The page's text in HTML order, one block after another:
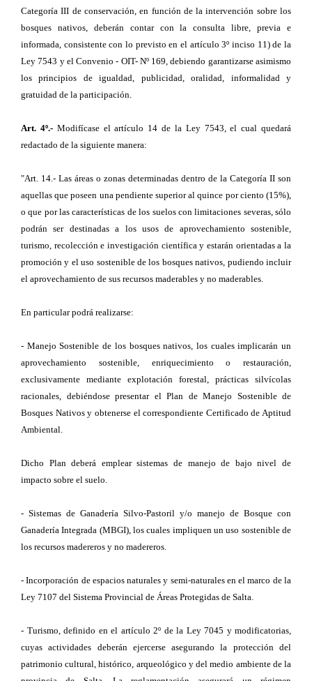
Categoría III de conservación, en función de la intervención sobre los
bosques nativos, deberán contar con la consulta libre, previa e
informada, consistente con lo previsto en el artículo 3º inciso 11) de la
Ley 7543 y el Convenio - OIT- Nº 169, debiendo garantizarse asimismo
los principios de igualdad, publicidad, oralidad, informalidad y
gratuidad de la participación.
Art. 4º.-Modifícase el artículo 14 de la Ley 7543, el cual quedará
redactado de la siguiente manera:
"Art. 14.- Las áreas o zonas determinadas dentro de la Categoría II son
aquellas que poseen una pendiente superior al quince por ciento (15%),
o que por las características de los suelos con limitaciones severas, sólo
podrán ser destinadas a los usos de aprovechamiento sostenible,
turismo, recolección e investigación científica y estarán orientadas a la
promoción y el uso sostenible de los bosques nativos, pudiendo incluir
el aprovechamiento de sus recursos maderables y no maderables.
En particular podrá realizarse:
- Manejo Sostenible de los bosques nativos, los cuales implicarán un
aprovechamiento sostenible, enriquecimiento o restauración,
exclusivamente mediante explotación forestal, prácticas silvícolas
racionales, debiéndose presentar el Plan de Manejo Sostenible de
Bosques Nativos y obtenerse el correspondiente Certificado de Aptitud
Ambiental.
Dicho Plan deberá emplear sistemas de manejo de bajo nivel de
impacto sobre el suelo.
- Sistemas de Ganadería Silvo-Pastoril y/o manejo de Bosque con
Ganadería Integrada (MBGI), los cuales impliquen un uso sostenible de
los recursos madereros y no madereros.
- Incorporación de espacios naturales y semi-naturales en el marco de la
Ley 7107 del Sistema Provincial de Áreas Protegidas de Salta.
- Turismo, definido en el artículo 2º de la Ley 7045 y modificatorias,
cuyas actividades deberán ejercerse asegurando la protección del
patrimonio cultural, histórico, arqueológico y del medio ambiente de la